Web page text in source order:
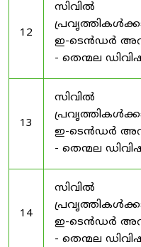
12
സിവിൽ
ഇ-ടെൻഡർ
- തെന്മല
13
സിവിൽ
ഇ-ടെൻഡർ
- തെന്മല
14
സിവിൽ
ഇ-ടെൻഡർ
- തെന്മല